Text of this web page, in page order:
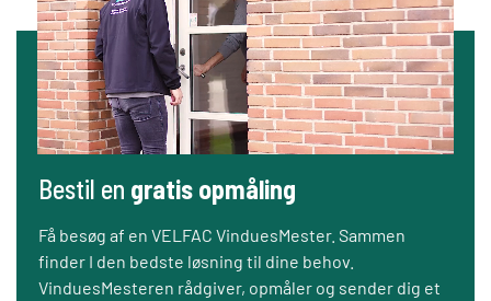
Bestil en gratis opmåling
Få besøg af en VELFAC VinduesMester. Sammen
finder I den bedste løsning til dine behov.
VinduesMesteren rådgiver, opmåler og sender dig et